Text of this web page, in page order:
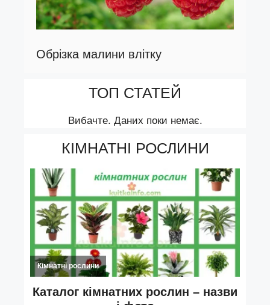
Обрізка малини влітку
ТОП СТАТЕЙ
Вибачте. Даних поки немає.
КІМНАТНІ РОСЛИНИ